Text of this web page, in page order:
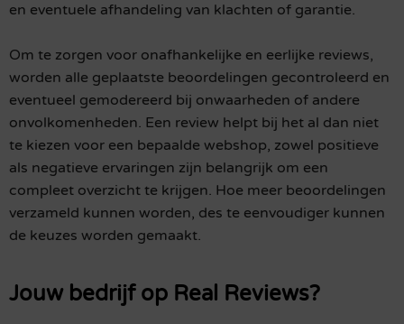
en eventuele afhandeling van klachten of garantie.
Om te zorgen voor onafhankelijke en eerlijke reviews,
worden alle geplaatste beoordelingen gecontroleerd en
eventueel gemodereerd bij onwaarheden of andere
onvolkomenheden. Een review helpt bij het al dan niet
te kiezen voor een bepaalde webshop, zowel positieve
als negatieve ervaringen zijn belangrijk om een
compleet overzicht te krijgen. Hoe meer beoordelingen
verzameld kunnen worden, des te eenvoudiger kunnen
de keuzes worden gemaakt.
Jouw bedrijf op Real Reviews?